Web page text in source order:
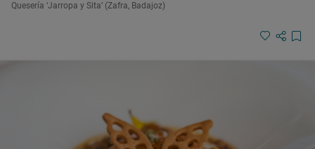
Quesería ‘Jarropa y Sita’ (Zafra, Badajoz)